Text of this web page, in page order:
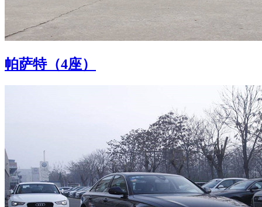
帕萨特（4座）